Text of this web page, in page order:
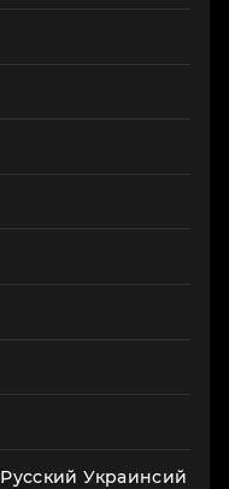
Русский Украинсий